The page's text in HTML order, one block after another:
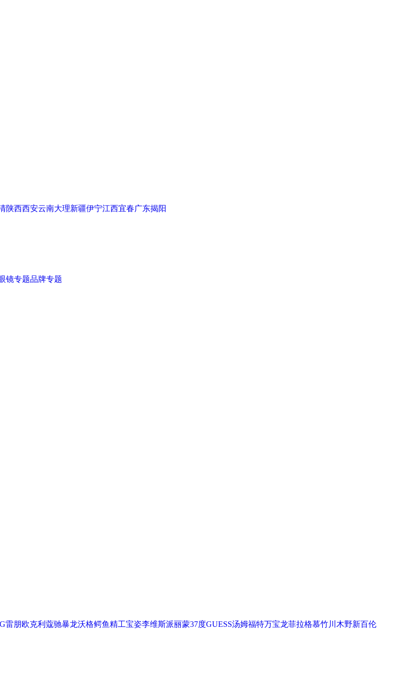
陕西西安云南大理新疆伊宁江西宜春广东揭阳
镜专题品牌专题
雷朋欧克利 蔻驰暴龙沃格鳄鱼精工宝姿李维斯派丽蒙37度GUESS汤姆福特万宝龙菲拉格慕竹川木野新百伦